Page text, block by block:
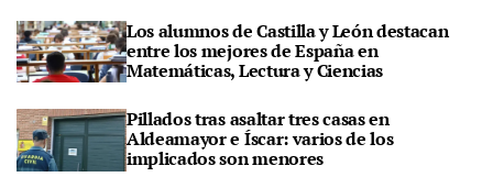
Los alumnos de Castilla y León destacan
entre los mejores de España en
Matemáticas, Lectura y Ciencias
Pillados tras asaltar tres casas en
Aldeamayor e Íscar: varios de los
implicados son menores